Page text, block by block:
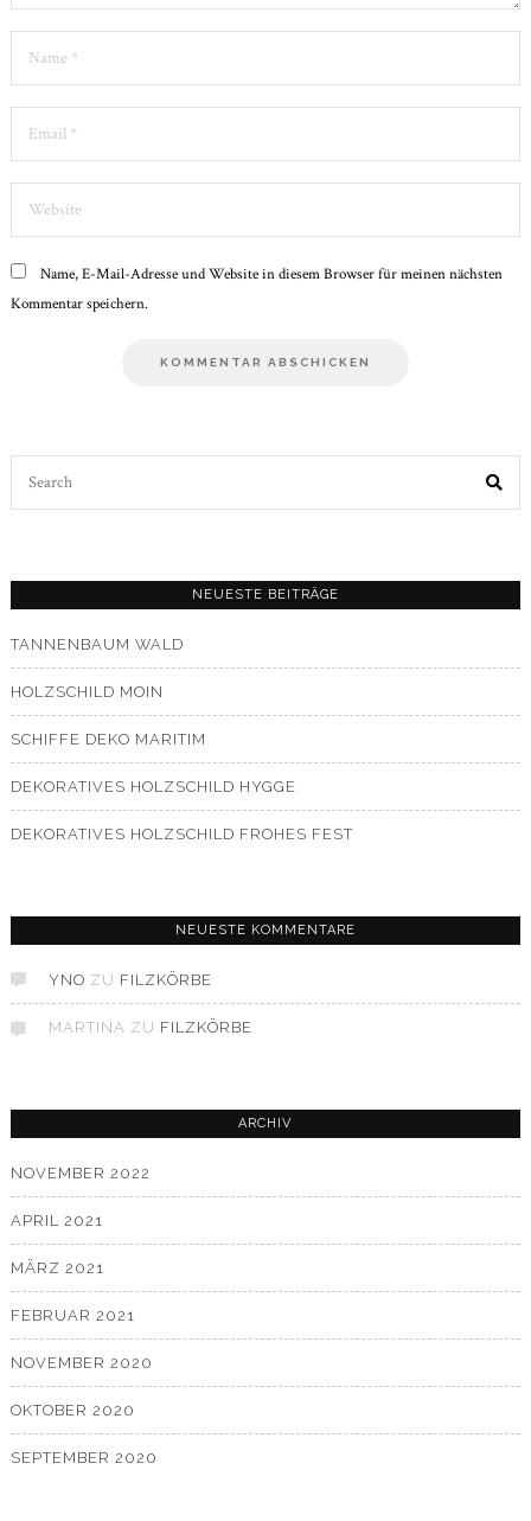
Name, E-Mail-Adresse und Website in diesem Browser für meinen nächsten
Kommentar speichern.
NEUESTE BEITRÄGE
TANNENBAUM WALD
HOLZSCHILD MOIN
SCHIFFE DEKO MARITIM
DEKORATIVES HOLZSCHILD HYGGE
DEKORATIVES HOLZSCHILD FROHES FEST
NEUESTE KOMMENTARE
YNO ZU FILZKÖRBE
MARTINA ZU FILZKÖRBE
ARCHIV
NOVEMBER 2022
APRIL 2021
MÄRZ 2021
FEBRUAR 2021
NOVEMBER 2020
OKTOBER 2020
SEPTEMBER 2020